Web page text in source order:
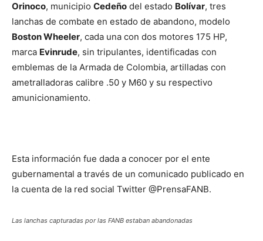
Orinoco, municipio Cedeño del estado Bolívar, tres
lanchas de combate en estado de abandono, modelo
Boston Wheeler, cada una con dos motores 175 HP,
marca Evinrude, sin tripulantes, identificadas con
emblemas de la Armada de Colombia, artilladas con
ametralladoras calibre .50 y M60 y su respectivo
amunicionamiento.
Esta información fue dada a conocer por el ente
gubernamental a través de un comunicado publicado en
la cuenta de la red social Twitter @PrensaFANB.
Las lanchas capturadas por las FANB estaban abandonadas